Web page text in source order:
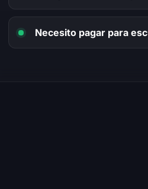
Necesito pagar para